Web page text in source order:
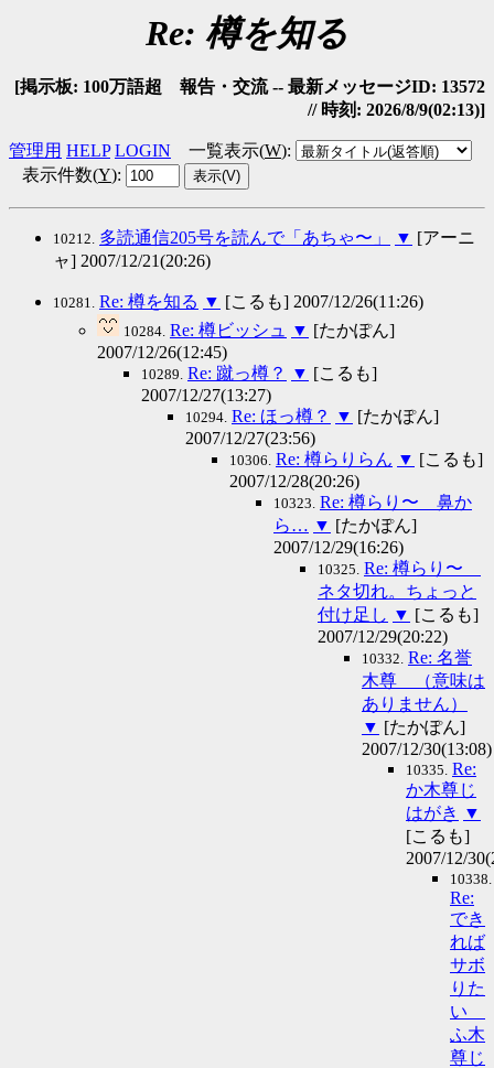
Re: 樽を知る
[掲示板: 100万語超 報告・交流 -- 最新メッセージID: 13572
// 時刻: 2026/8/9(02:13)]
管理用 HELP LOGIN 一覧表示(W):
表示件数(Y):
10212. 多読通信205号を読んで「あちゃ〜」 ▼ [アーニ
ャ] 2007/12/21(20:26)
10281. Re: 樽を知る ▼ [こるも] 2007/12/26(11:26)
10284. Re: 樽ビッシュ ▼ [たかぽん]
2007/12/26(12:45)
10289. Re: 蹴っ樽？ ▼ [こるも]
2007/12/27(13:27)
10294. Re: ほっ樽？ ▼ [たかぽん]
2007/12/27(23:56)
10306. Re: 樽らりらん ▼ [こるも]
2007/12/28(20:26)
10323. Re: 樽らり〜 鼻か
ら… ▼ [たかぽん]
2007/12/29(16:26)
10325. Re: 樽らり〜
ネタ切れ。ちょっと
付け足し ▼ [こるも]
2007/12/29(20:22)
10332. Re: 名誉
木尊 （意味は
ありません）
▼ [たかぽん]
2007/12/30(13:08)
10335. Re:
か木尊じ
はがき ▼
[こるも]
2007/12/
10338.
Re:
でき
れば
サボ
りた
い
ふ木
尊じ